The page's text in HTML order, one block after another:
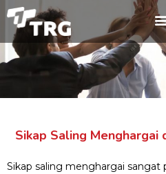
Sikap Saling Menghargai
Sikap saling menghargai sangat